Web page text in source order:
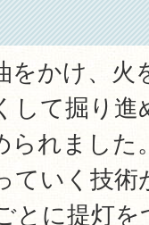
をかけ、火
して掘り
られました
ていく技術
とに提灯